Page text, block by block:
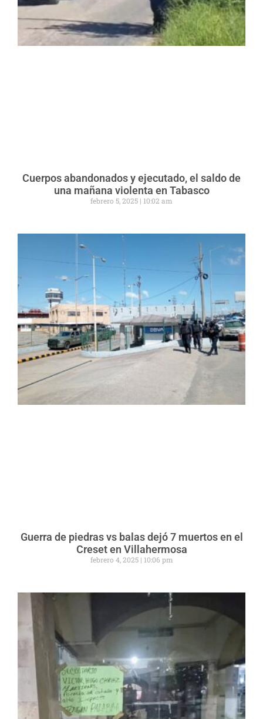
Cuerpos abandonados y ejecutado, el saldo de
una mañana violenta en Tabasco
febrero 5, 2025 10:02 am
Guerra de piedras vs balas dejó 7 muertos en el
Creset en Villahermosa
febrero 4, 2025 10:06 pm